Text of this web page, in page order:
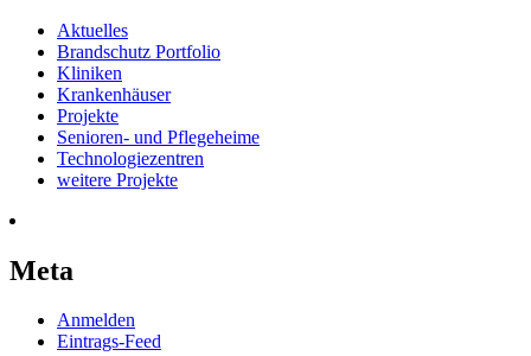
Aktuelles
Brandschutz Portfolio
Kliniken
Krankenhäuser
Projekte
Senioren- und Pflegeheime
Technologiezentren
weitere Projekte
Meta
Anmelden
Eintrags-Feed